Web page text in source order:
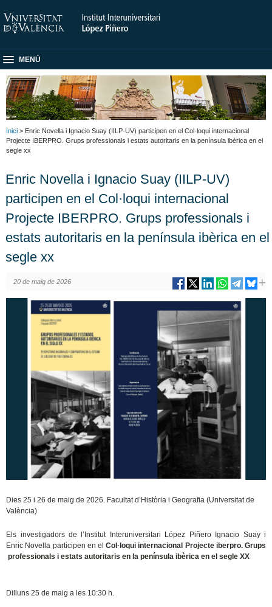
MENÚ
Inici > Enric Novella i Ignacio Suay (IILP-UV) participen en el Col·loqui internacional
Projecte IBERPRO. Grups professionals i estats autoritaris en la península ibèrica en el
segle xx
Enric Novella i Ignacio Suay (IILP-UV)
participen en el Col·loqui internacional
Projecte IBERPRO. Grups professionals i
estats autoritaris en la península ibèrica en el
segle xx
20 de maig de 2026
Dies 25 i 26 de maig de 2026. Facultat d’Història i Geografia (Universitat de
València)
Els investigadors de l’Institut Interuniversitari López Piñero Ignacio Suay i
Enric Novella participen en elCol·loqui internacional Projecte iberpro. Grups
professionals i estats autoritaris en la península ibèrica en el segle XX
Dilluns 25 de maig a les 10:30 h.